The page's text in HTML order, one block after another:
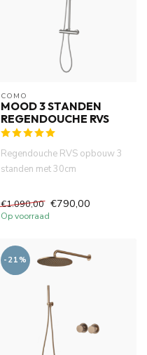
COMO
MOOD 3 STANDEN
REGENDOUCHE RVS
Regendouche RVS opbouw 3
standen met 30cm
douchemeng...
€1.090,00 €790,00
Op voorraad
-21%